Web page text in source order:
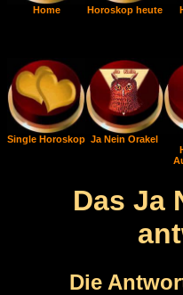
Home Horoskop heute
Single Horoskop Ja Nein Orakel
Das Ja
Die